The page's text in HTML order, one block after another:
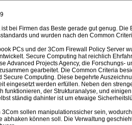
bei Firmen das Beste gerade gut genug. Die
und wurden nach den Common
PCs und der 3Com Firewall Policy Server
Secure Computing hat reichlich
Advanced Projects Agency, die Forschungs-
gearbeitet. Die Common Criteria
Computing. Diese begehrte
eingesetzt werden erfüllen. Neben den
funktionieren, der Strukturanalyse, und
ständig dahinter ist um etwaige
sollen manipulationssicher sein,
abhaken können soll. Die Verwaltung